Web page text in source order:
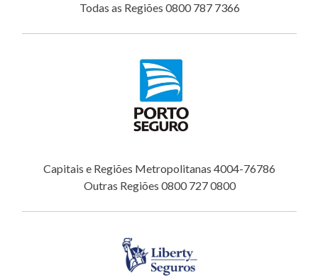
Todas as Regiões 0800 787 7366
Capitais e Regiões Metropolitanas 4004-76786
Outras Regiões 0800 727 0800